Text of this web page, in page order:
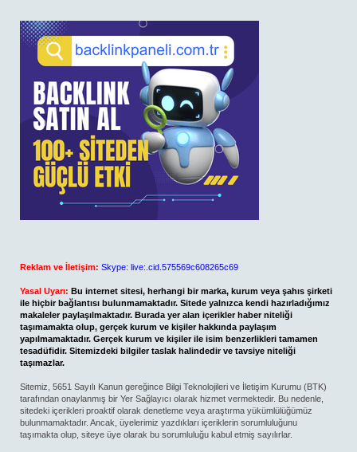
Reklam ve İletişim: Skype: live:.cid.575569c608265c69
Yasal Uyarı: Bu internet sitesi, herhangi bir marka, kurum veya şahıs şirketi
ile hiçbir bağlantısı bulunmamaktadır. Sitede yalnızca kendi hazırladığımız
makaleler paylaşılmaktadır. Burada yer alan içerikler haber niteliği
taşımamakta olup, gerçek kurum ve kişiler hakkında paylaşım
yapılmamaktadır. Gerçek kurum ve kişiler ile isim benzerlikleri tamamen
tesadüfidir. Sitemizdeki bilgiler taslak halindedir ve tavsiye niteliği
taşımazlar.
Sitemiz, 5651 Sayılı Kanun gereğince Bilgi Teknolojileri ve İletişim Kurumu (BTK)
tarafından onaylanmış bir Yer Sağlayıcı olarak hizmet vermektedir. Bu nedenle,
sitedeki içerikleri proaktif olarak denetleme veya araştırma yükümlülüğümüz
bulunmamaktadır. Ancak, üyelerimiz yazdıkları içeriklerin sorumluluğunu
taşımakta olup, siteye üye olarak bu sorumluluğu kabul etmiş sayılırlar.